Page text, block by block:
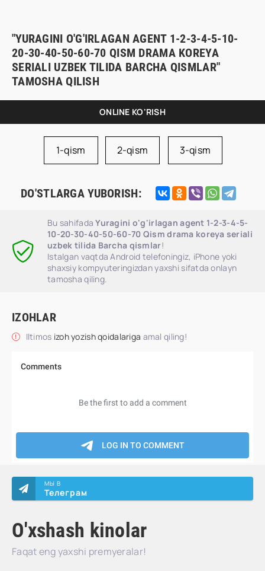
"YURAGINI O'G'IRLAGAN AGENT 1-2-3-4-5-10-
20-30-40-50-60-70 QISM DRAMA KOREYA
SERIALI UZBEK TILIDA BARCHA QISMLAR"
TAMOSHA QILISH
ONLINE KO'RISH
1-qism 2-qism 3-qism
DO'STLARGA YUBORISH:
Bu sahifadaYuragini o'g'irlagan agent 1-2-3-4-5-
10-20-30-40-50-60-70 Qism drama koreya seriali
uzbek tilida Barcha qismlar!
Istalgan vaqtda Android telefoningiz, iPhone yoki
shaxsiy kompyuteringizdan yaxshi sifatda onlayn
tamosha qiling.
IZOHLAR
Iltimos izoh yozish qoidalariga amal qiling!
O'xshash kinolar
Faqat eng yaxshi premyeralar!
МЫ В
Телеграм